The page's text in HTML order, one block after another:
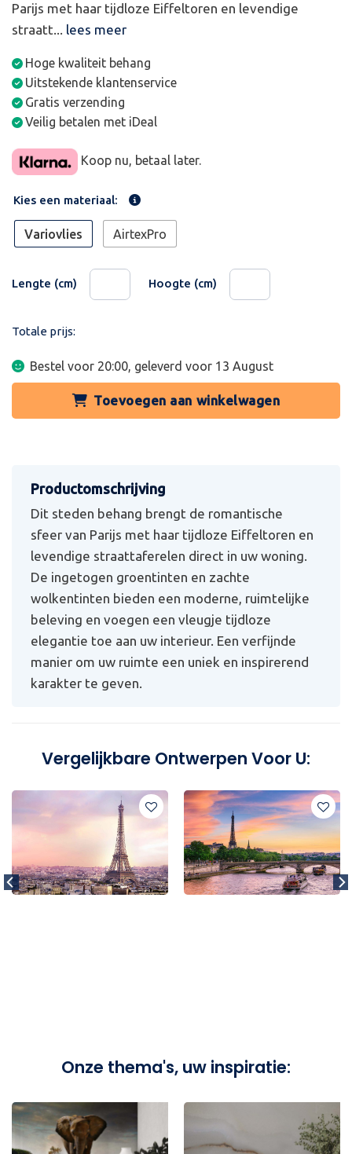
Parijs met haar tijdloze Eiffeltoren en levendige
straatt... lees meer
Hoge kwaliteit behang
Uitstekende klantenservice
Gratis verzending
Veilig betalen met iDeal
Koop nu, betaal later.
Kies een materiaal:
Variovlies AirtexPro
Lengte (cm) Hoogte (cm)
Totale prijs:
Bestel voor 20:00, geleverd voor 13 August
Toevoegen aan winkelwagen
Dit steden behang brengt de romantische
sfeer van Parijs met haar tijdloze Eiffeltoren en
levendige straattaferelen direct in uw woning.
De ingetogen groentinten en zachte
wolkentinten bieden een moderne, ruimtelijke
beleving en voegen een vleugje tijdloze
elegantie toe aan uw interieur. Een verfijnde
manier om uw ruimte een uniek en inspirerend
karakter te geven.
Vergelijkbare Ontwerpen Voor U:
Onze thema's, uw inspiratie: